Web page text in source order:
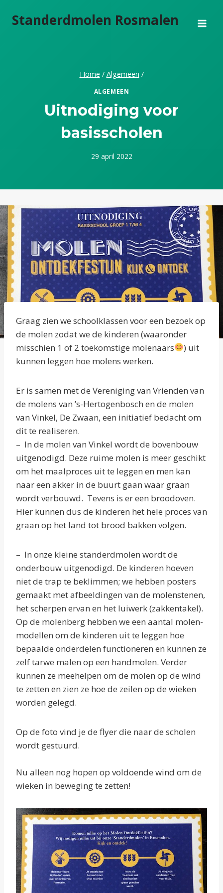
naarStanderdmolen Rosmalen
Home / Algemeen /
ALGEMEEN
Uitnodiging voor
basisscholen
29 april 2022
Graag zien we schoolklassen voor een bezoek op
de molen zodat we de kinderen (waaronder
misschien 1 of 2 toekomstige molenaars
) uit
kunnen leggen hoe molens werken.
Er is samen met de Vereniging van Vrienden van
de molens van ’s-Hertogenbosch en de molen
van Vinkel, De Zwaan, een initiatief bedacht om
dit te realiseren.
– In de molen van Vinkel wordt de bovenbouw
uitgenodigd. Deze ruime molen is meer geschikt
om het maalproces uit te leggen en men kan
naar een akker in de buurt gaan waar graan
wordt verbouwd. Tevens is er een broodoven.
Hier kunnen dus de kinderen het hele proces van
graan op het land tot brood bakken volgen.
– In onze kleine standerdmolen wordt de
onderbouw uitgenodigd. De kinderen hoeven
niet de trap te beklimmen; we hebben posters
gemaakt met afbeeldingen van de molenstenen,
het scherpen ervan en het luiwerk (zakkentakel).
Op de molenberg hebben we een aantal molen-
modellen om de kinderen uit te leggen hoe
bepaalde onderdelen functioneren en kunnen ze
zelf tarwe malen op een handmolen. Verder
kunnen ze meehelpen om de molen op de wind
te zetten en zien ze hoe de zeilen op de wieken
worden gelegd.
Op de foto vind je de flyer die naar de scholen
wordt gestuurd.
Nu alleen nog hopen op voldoende wind om de
wieken in beweging te zetten!